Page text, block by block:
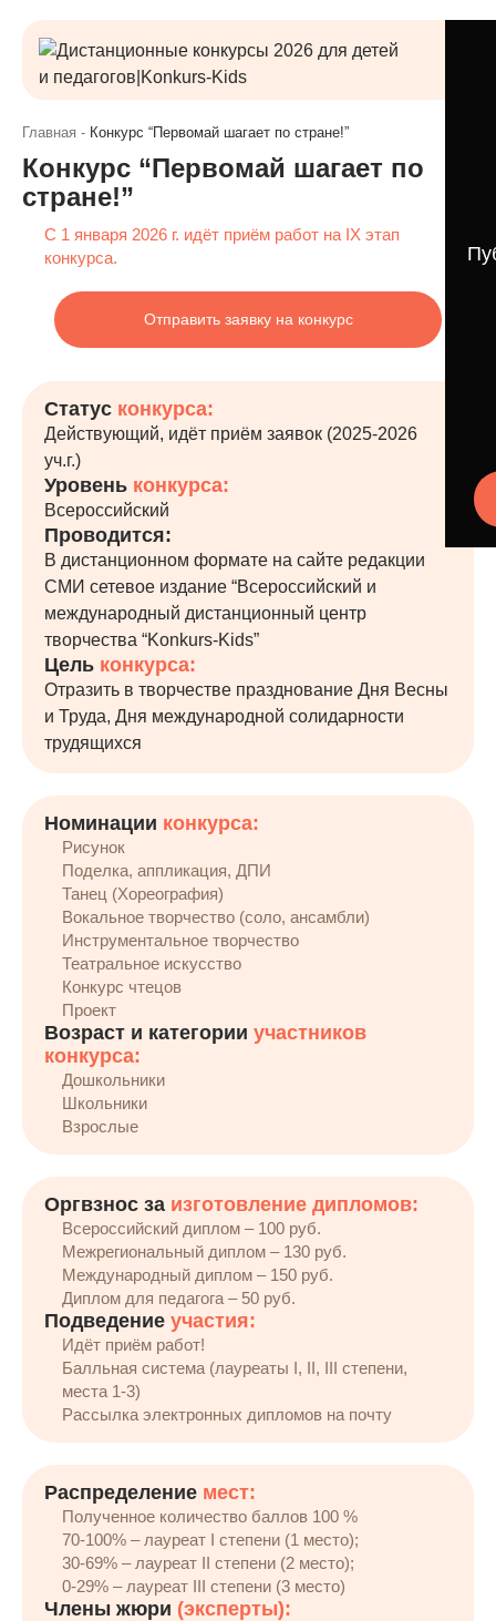
Главная - Конкурс “Первомай шагает по стране!”
Конкурс “Первомай шагает по
стране!”
С 1 января 2026 г. идёт приём работ на IX этап
конкурса.
Отправить заявку на конкурс
Статус конкурса:
Действующий, идёт приём заявок (2025-2026
уч.г.)
Уровень конкурса:
Всероссийский
Проводится:
В дистанционном формате на сайте редакции
СМИ сетевое издание “Всероссийский и
международный дистанционный центр
творчества “Konkurs-Kids”
Цель конкурса:
Отразить в творчестве празднование Дня Весны
и Труда, Дня международной солидарности
трудящихся
Номинации конкурса:
Рисунок
Поделка, аппликация, ДПИ
Танец (Хореография)
Вокальное творчество (соло, ансамбли)
Инструментальное творчество
Театральное искусство
Конкурс чтецов
Проект
Возраст и категории участников
конкурса:
Дошкольники
Школьники
Взрослые
Оргвзнос за изготовление дипломов:
Всероссийский диплом – 100 руб.
Межрегиональный диплом – 130 руб.
Международный диплом – 150 руб.
Диплом для педагога – 50 руб.
Подведение участия:
Идёт приём работ!
Балльная система (лауреаты I, II, III степени,
места 1-3)
Рассылка электронных дипломов на почту
Распределение мест:
Полученное количество баллов 100 %
70-100% – лауреат I степени (1 место);
30-69% – лауреат II степени (2 место);
0-29% – лауреат III степени (3 место)
Члены жюри (эксперты):